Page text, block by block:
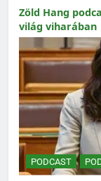
Zöld Hang
világ viharában
PODCAST